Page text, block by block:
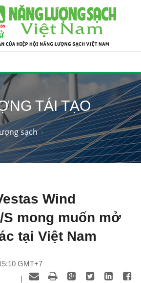
TÁI TẠO
sạch
Wind
S mong muốn mở
tại Việt Nam
GMT+7
|